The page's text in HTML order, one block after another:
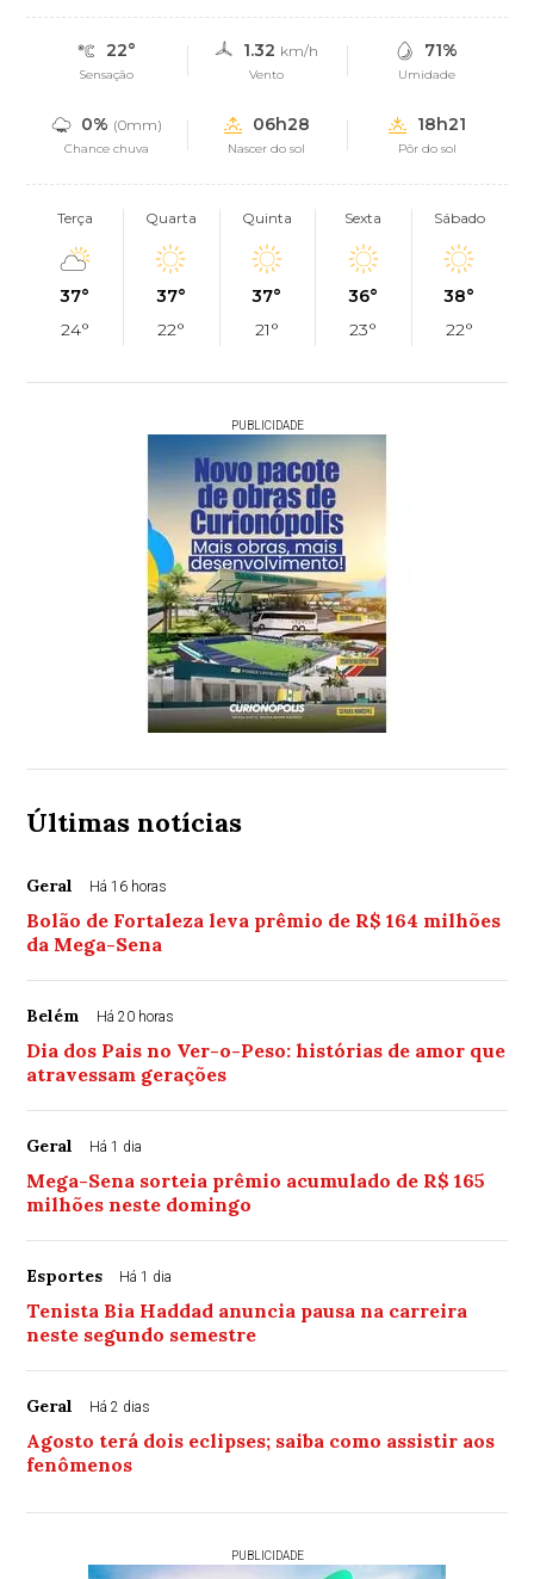
22°
Sensação
1.32 km/h
Vento
71%
Umidade
0% (0mm)
Chance chuva
06h28
Nascer do sol
18h21
Pôr do sol
Terça
37°
24°
Quarta
37°
22°
Quinta
37°
21°
Sexta
36°
23°
Sábado
38°
22°
PUBLICIDADE
Últimas notícias
Geral Há 16 horas
Bolão de Fortaleza leva prêmio de R$ 164 milhões
da Mega-Sena
Belém Há 20 horas
Dia dos Pais no Ver-o-Peso: histórias de amor que
atravessam gerações
Geral Há 1 dia
Mega-Sena sorteia prêmio acumulado de R$ 165
milhões neste domingo
Esportes Há 1 dia
Tenista Bia Haddad anuncia pausa na carreira
neste segundo semestre
Geral Há 2 dias
Agosto terá dois eclipses; saiba como assistir aos
fenômenos
PUBLICIDADE